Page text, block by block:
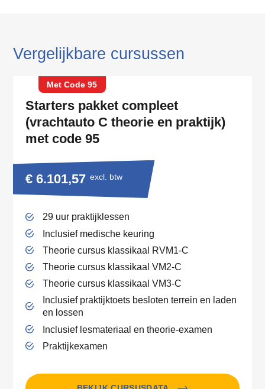
Vergelijkbare cursussen
Met Code 95
Starters pakket compleet
(vrachtauto C theorie en praktijk)
met code 95
€ 6.101,57 excl. btw
29 uur praktijklessen
Inclusief medische keuring
Theorie cursus klassikaal RVM1-C
Theorie cursus klassikaal VM2-C
Theorie cursus klassikaal VM3-C
Inclusief praktijktoets besloten terrein en laden
en lossen
Inclusief lesmateriaal en theorie-examen
Praktijkexamen